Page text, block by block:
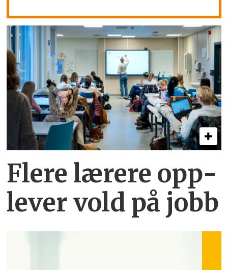
Flere lærere opp­
lever vold på jobb